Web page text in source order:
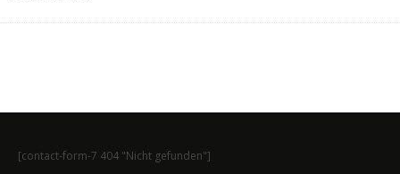
[contact-form-7 404 "Nicht gefunden"]